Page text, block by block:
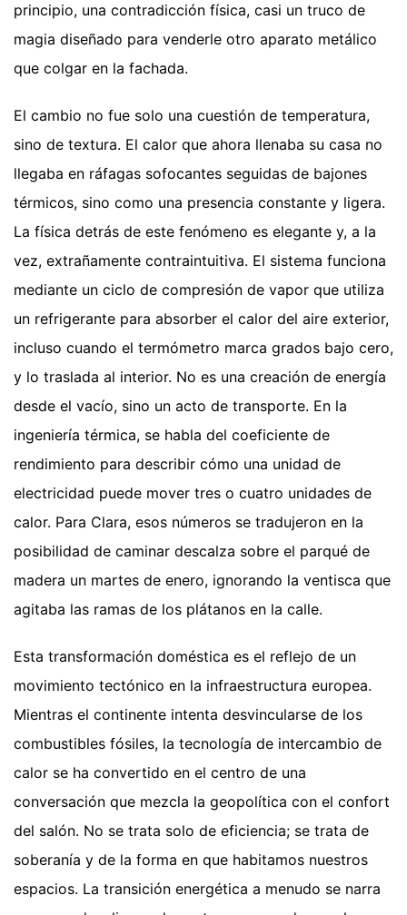
principio, una contradicción física, casi un truco de
magia diseñado para venderle otro aparato metálico
que colgar en la fachada.
El cambio no fue solo una cuestión de temperatura,
sino de textura. El calor que ahora llenaba su casa no
llegaba en ráfagas sofocantes seguidas de bajones
térmicos, sino como una presencia constante y ligera.
La física detrás de este fenómeno es elegante y, a la
vez, extrañamente contraintuitiva. El sistema funciona
mediante un ciclo de compresión de vapor que utiliza
un refrigerante para absorber el calor del aire exterior,
incluso cuando el termómetro marca grados bajo cero,
y lo traslada al interior. No es una creación de energía
desde el vacío, sino un acto de transporte. En la
ingeniería térmica, se habla del coeficiente de
rendimiento para describir cómo una unidad de
electricidad puede mover tres o cuatro unidades de
calor. Para Clara, esos números se tradujeron en la
posibilidad de caminar descalza sobre el parqué de
madera un martes de enero, ignorando la ventisca que
agitaba las ramas de los plátanos en la calle.
Esta transformación doméstica es el reflejo de un
movimiento tectónico en la infraestructura europea.
Mientras el continente intenta desvincularse de los
combustibles fósiles, la tecnología de intercambio de
calor se ha convertido en el centro de una
conversación que mezcla la geopolítica con el confort
del salón. No se trata solo de eficiencia; se trata de
soberanía y de la forma en que habitamos nuestros
espacios. La transición energética a menudo se narra